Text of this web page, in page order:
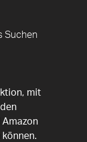
Suchen
mit
Amazon
können.